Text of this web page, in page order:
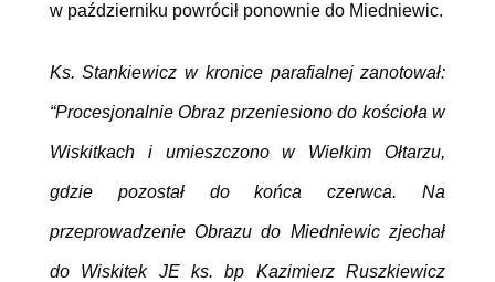
w październiku powrócił ponownie do Miedniewic.
Ks. Stankiewicz w kronice parafialnej zanotował:
“Procesjonalnie Obraz przeniesiono do kościoła w
Wiskitkach i umieszczono w Wielkim Ołtarzu,
gdzie pozostał do końca czerwca. Na
przeprowadzenie Obrazu do Miedniewic zjechał
do Wiskitek JE ks. bp Kazimierz Ruszkiewicz